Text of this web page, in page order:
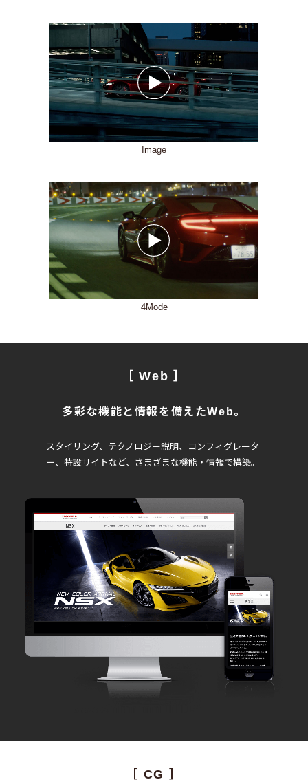
Image
4Mode
［ Web ］
多彩な機能と情報を備えたWeb。
スタイリング、テクノロジー説明、コンフィグレータ
ー、特設サイトなど、 さまざまな機能・情報で構築。
［ CG ］